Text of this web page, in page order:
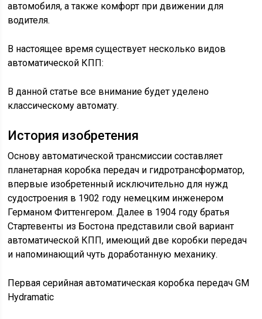
автомобиля, а также комфорт при движении для
водителя.
В настоящее время существует несколько видов
автоматической КПП:
В данной статье все внимание будет уделено
классическому автомату.
История изобретения
Основу автоматической трансмиссии составляет
планетарная коробка передач и гидротрансформатор,
впервые изобретенный исключительно для нужд
судостроения в 1902 году немецким инженером
Германом Фиттенгером. Далее в 1904 году братья
Стартевенты из Бостона представили свой вариант
автоматической КПП, имеющий две коробки передач
и напоминающий чуть доработанную механику.
Первая серийная автоматическая коробка передач GM
Hydramatic